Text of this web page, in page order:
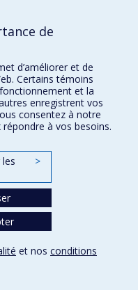
de
d’améliorer et de
Certains témoins
et la
enregistrent vos
consentez à notre
à vos besoins.
>
et nos conditions